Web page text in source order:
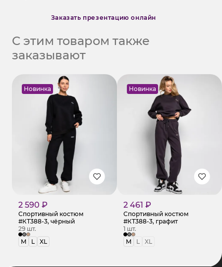
Заказать презентацию онлайн
С этим товаром также
заказывают
Новинка
2 590 ₽
Спортивный костюм
#КТ388-3, чёрный
29 шт.
M
L XL
Новинка
2 461 ₽
Спортивный костюм
#КТ388-3, графит
1 шт.
M
L XL